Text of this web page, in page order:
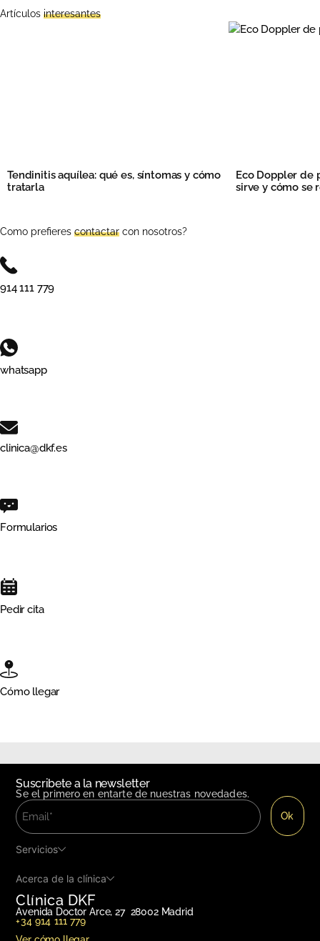
Artículos interesantes
Tendinitis aquílea: qué es, síntomas y cómo
tratarla
Eco Doppler de
sirve y cómo se
Como prefieres contactar con nosotros?
914 111 779
whatsapp
clinica@dkf.es
Formularios
Pedir cita
Cómo llegar
Clínica DKF
Avenida Doctor Arce, 27 28002 Madrid
+34 914 111 779
Suscribete a la newsletter
Se el primero en entarte de nuestras novedades.
Servicios
Acerca de la clínica